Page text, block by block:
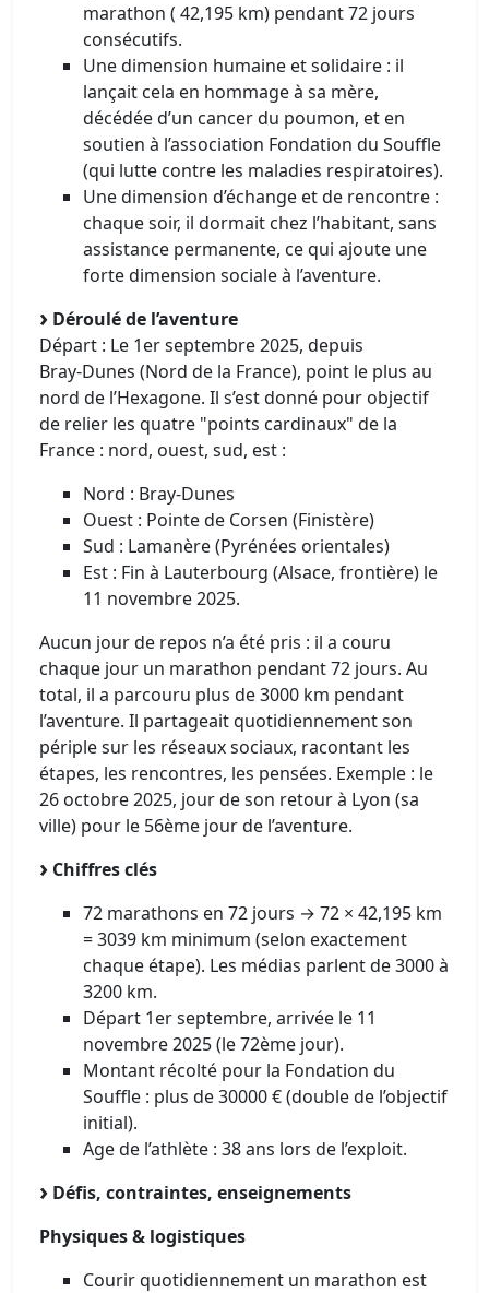
marathon ( 42,195 km) pendant 72 jours
consécutifs.
Une dimension humaine et solidaire : il
lançait cela en hommage à sa mère,
décédée d’un cancer du poumon, et en
soutien à l’association Fondation du Souffle
(qui lutte contre les maladies respiratoires).
Une dimension d’échange et de rencontre :
chaque soir, il dormait chez l’habitant, sans
assistance permanente, ce qui ajoute une
forte dimension sociale à l’aventure.
Déroulé de l’aventure
Départ : Le 1er septembre 2025, depuis
Bray‑Dunes (Nord de la France), point le plus au
nord de l’Hexagone. Il s’est donné pour objectif
de relier les quatre "points cardinaux" de la
France : nord, ouest, sud, est :
Nord : Bray-Dunes
Ouest : Pointe de Corsen (Finistère)
Sud : Lamanère (Pyrénées orientales)
Est : Fin à Lauterbourg (Alsace, frontière) le
11 novembre 2025.
Aucun jour de repos n’a été pris : il a couru
chaque jour un marathon pendant 72 jours. Au
total, il a parcouru plus de 3000 km pendant
l’aventure. Il partageait quotidiennement son
périple sur les réseaux sociaux, racontant les
étapes, les rencontres, les pensées. Exemple : le
26 octobre 2025, jour de son retour à Lyon (sa
ville) pour le 56ème jour de l’aventure.
Chiffres clés
72 marathons en 72 jours → 72 × 42,195 km
= 3039 km minimum (selon exactement
chaque étape). Les médias parlent de 3000 à
3200 km.
Départ 1er septembre, arrivée le 11
novembre 2025 (le 72ème jour).
Montant récolté pour la Fondation du
Souffle : plus de 30000 € (double de l’objectif
initial).
Age de l’athlète : 38 ans lors de l’exploit.
Défis, contraintes, enseignements
Physiques & logistiques
Courir quotidiennement un marathon est